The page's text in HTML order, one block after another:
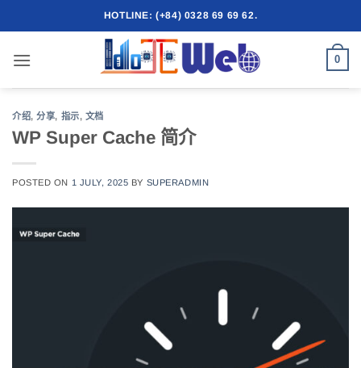
到
HOTLINE: (+84) 0328 69 69 62.
0
介绍,分享, 指示, 文档
WP Super Cache 简介
POSTED ON 1 JULY, 2025 BY SUPERADMIN